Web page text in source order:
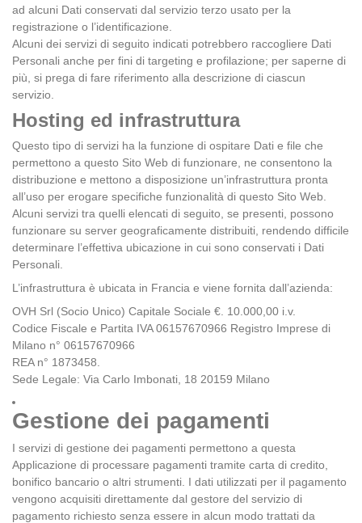
ad alcuni Dati conservati dal servizio terzo usato per la
registrazione o l’identificazione.
Alcuni dei servizi di seguito indicati potrebbero raccogliere Dati
Personali anche per fini di targeting e profilazione; per saperne di
più, si prega di fare riferimento alla descrizione di ciascun
servizio.
Hosting ed infrastruttura
Questo tipo di servizi ha la funzione di ospitare Dati e file che
permettono a questo Sito Web di funzionare, ne consentono la
distribuzione e mettono a disposizione un’infrastruttura pronta
all’uso per erogare specifiche funzionalità di questo Sito Web.
Alcuni servizi tra quelli elencati di seguito, se presenti, possono
funzionare su server geograficamente distribuiti, rendendo difficile
determinare l’effettiva ubicazione in cui sono conservati i Dati
Personali.
L’infrastruttura è ubicata in Francia e viene fornita dall’azienda:
OVH Srl (Socio Unico) Capitale Sociale €. 10.000,00 i.v.
Codice Fiscale e Partita IVA 06157670966 Registro Imprese di
Milano n° 06157670966
REA n° 1873458.
Sede Legale: Via Carlo Imbonati, 18 20159 Milano
Gestione dei pagamenti
I servizi di gestione dei pagamenti permettono a questa
Applicazione di processare pagamenti tramite carta di credito,
bonifico bancario o altri strumenti. I dati utilizzati per il pagamento
vengono acquisiti direttamente dal gestore del servizio di
pagamento richiesto senza essere in alcun modo trattati da